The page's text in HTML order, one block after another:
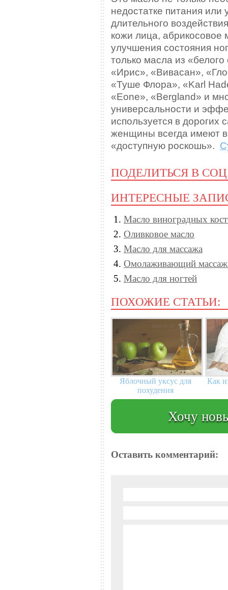
недостатке питания
длительного
кожи лица, абрикосовое
улучшения состояния
только масла из «белого
«Ирис», «Вивасан»,
«Туше Флора», «Karl
«Eone», «Bergland» и
универсальности и
используется в дорогих
женщины всегда имеют в
«доступную роскошь».
ПОДЕЛИТЬСЯ В
ИНТЕРЕСНЫЕ
Масло виноградных
Оливковое масло
Масло для массажа
Омолаживающий массаж
Масло для ногтей
ПОХОЖИЕ СТАТЬИ:
Яблочный уксус для
похудения
Как
Хочу
Оставить комментарий: